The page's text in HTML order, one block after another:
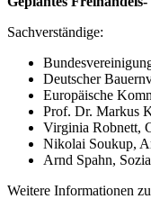
Sachverständige:
Deutscher
Europäische
Prof. Dr. Markus
Virginia Robnett,
Nikolai Soukup,
Arnd Spahn,
Weitere Informationen